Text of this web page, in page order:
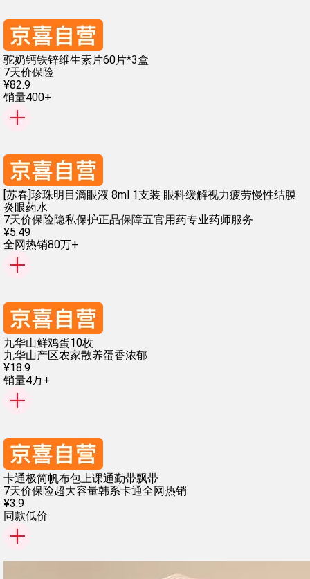
驼奶钙铁锌维生素片60片*3盒
7天价保险
¥82.9
销量400+
[苏春]珍珠明目滴眼液 8ml 1支装 眼科缓解视力疲劳慢性结膜
炎眼药水
7天价保险隐私保护正品保障五官用药专业药师服务
¥5.49
全网热销80万+
九华山鲜鸡蛋10枚
九华山产区农家散养蛋香浓郁
¥18.9
销量4万+
卡通极简帆布包上课通勤带飘带
7天价保险超大容量韩系卡通全网热销
¥3.9
同款低价